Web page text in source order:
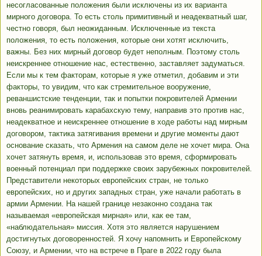
несогласованные положения были исключены из их варианта
мирного договора. То есть столь примитивный и неадекватный шаг,
честно говоря, был неожиданным. Исключенные из текста
положения, то есть положения, которые они хотят исключить,
важны. Без них мирный договор будет неполным. Поэтому столь
неискреннее отношение нас, естественно, заставляет задуматься.
Если мы к тем факторам, которые я уже отметил, добавим и эти
факторы, то увидим, что как стремительное вооружение,
реваншистские тенденции, так и попытки покровителей Армении
вновь реанимировать карабахскую тему, направив это против нас,
неадекватное и неискреннее отношение в ходе работы над мирным
договором, тактика затягивания времени и другие моменты дают
основание сказать, что Армения на самом деле не хочет мира. Она
хочет затянуть время, и, использовав это время, сформировать
военный потенциал при поддержке своих зарубежных покровителей.
Представители некоторых европейских стран, не только
европейских, но и других западных стран, уже начали работать в
армии Армении. На нашей границе незаконно создана так
называемая «европейская мирная» или, как ее там,
«наблюдательная» миссия. Хотя это является нарушением
достигнутых договоренностей. Я хочу напомнить и Европейскому
Союзу, и Армении, что на встрече в Праге в 2022 году была